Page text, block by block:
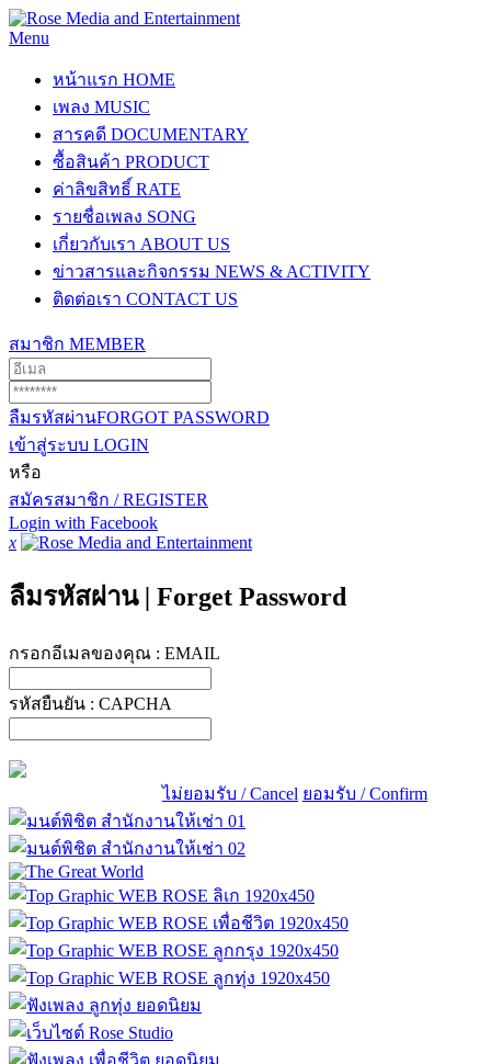
Menu
หน้าแรก HOME
เพลง MUSIC
สารคดี DOCUMENTARY
ซื้อสินค้า PRODUCT
ค่าลิขสิทธิ์ RATE
รายชื่อเพลง SONG
เกี่ยวกับเรา ABOUT US
ข่าวสารและกิจกรรม NEWS & ACTIVITY
ติดต่อเรา CONTACT US
สมาชิก MEMBER
ลืมรหัสผ่านFORGOT PASSWORD
เข้าสู่ระบบ LOGIN
หรือ
สมัครสมาชิก / REGISTER
Login with Facebook
x
ลืมรหัสผ่าน | Forget Password
กรอกอีเมลของคุณ : EMAIL
รหัสยืนยัน : CAPCHA
ไม่ยอมรับ / Cancel ยอมรับ / Confirm